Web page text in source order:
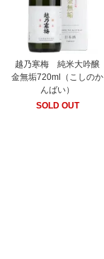
越乃寒梅 純米大吟醸
金無垢720ml（こしのか
んばい）
SOLD OUT